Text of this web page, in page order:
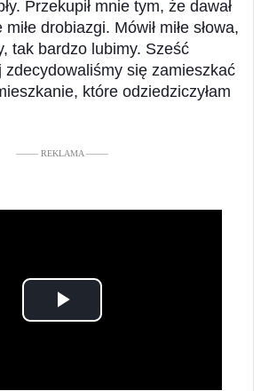
Przekupił mnie tym, że dawał
drobiazgi. Mówił miłe słowa,
tak bardzo lubimy. Sześć
zdecydowaliśmy się zamieszkać
które odziedziczyłam
––––– REKLAMA –––––
Play